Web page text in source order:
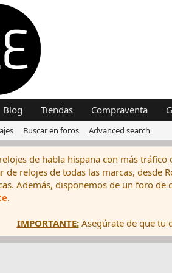
Blog Tiendas Compraventa
Buscar en foros Advanced search
de habla hispana con más
de relojes de todas las marcas, desde
Además, disponemos de un foro
.
IMPORTANTE:Asegúrate de que tu